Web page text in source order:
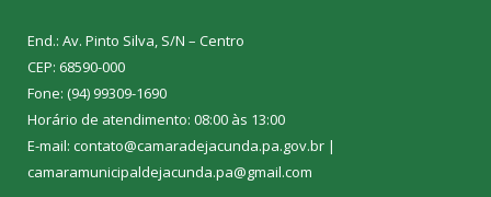
End.: Av. Pinto Silva, S/N – Centro
CEP: 68590-000
Fone: (94) 99309-1690
Horário de atendimento: 08:00 às 13:00
E-mail: contato@camaradejacunda.pa.gov.br |
camaramunicipaldejacunda.pa@gmail.com